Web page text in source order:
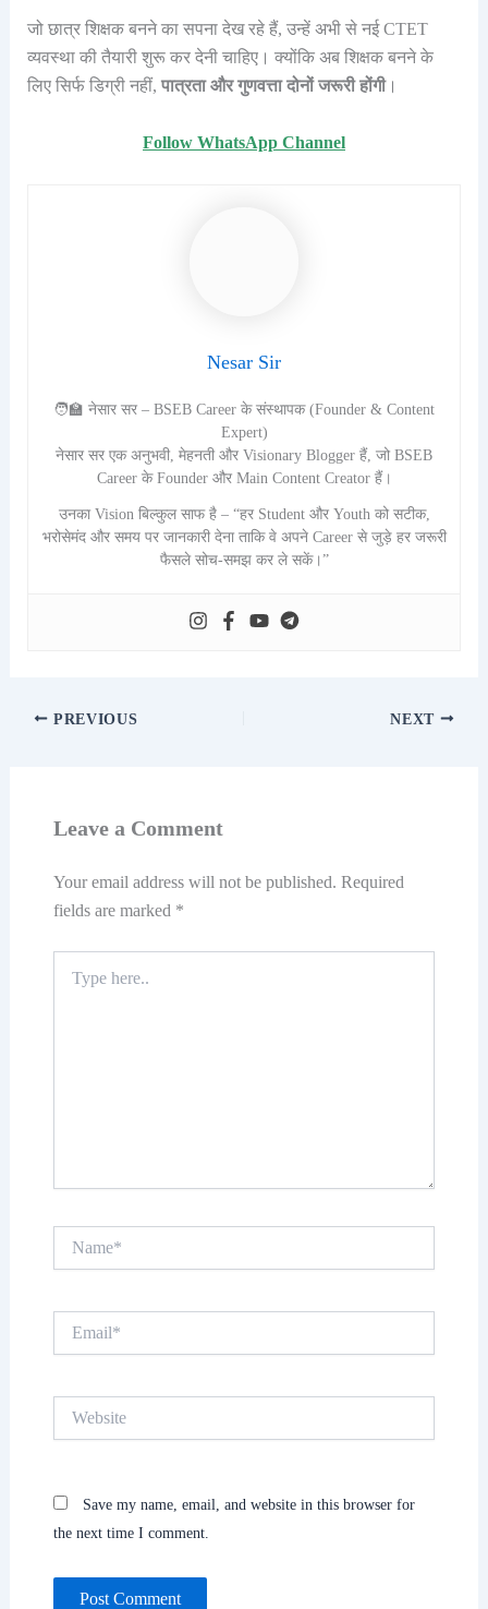
जो छात्र शिक्षक बनने का सपना देख रहे हैं, उन्हें अभी से नई CTET
व्यवस्था की तैयारी शुरू कर देनी चाहिए। क्योंकि अब शिक्षक बनने के
लिए सिर्फ डिग्री नहीं, पात्रता और गुणवत्ता दोनों जरूरी होंगी।
Follow WhatsApp Channel
Nesar Sir
🧑‍🏫 नेसार सर – BSEB Career के संस्थापक (Founder & Content
Expert)
नेसार सर एक अनुभवी, मेहनती और Visionary Blogger हैं, जो BSEB
Career के Founder और Main Content Creator हैं।
उनका Vision बिल्कुल साफ है – “हर Student और Youth को सटीक,
भरोसेमंद और समय पर जानकारी देना ताकि वे अपने Career से जुड़े हर जरूरी
फैसले सोच-समझ कर ले सकें।”
PREVIOUS NEXT
Leave a Comment
Your email address will not be published. Required
fields are marked *
here..
Save my name, email, and website in this browser for
the next time I comment.